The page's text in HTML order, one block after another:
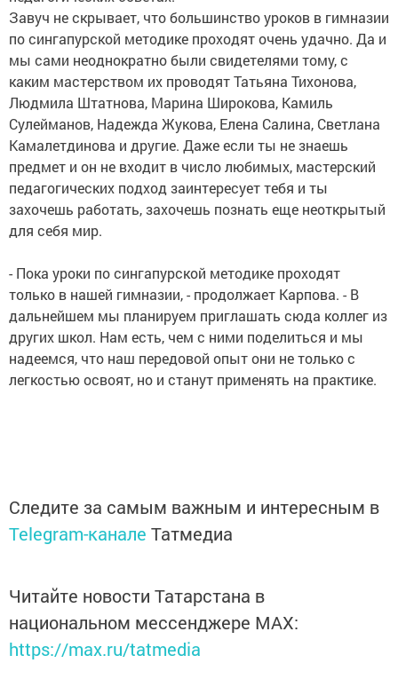
Завуч не скрывает, что большинство уроков в гимназии
по сингапурской методике проходят очень удачно. Да и
мы сами неоднократно были свидетелями тому, с
каким мастерством их проводят Татьяна Тихонова,
Людмила Штатнова, Марина Широкова, Камиль
Сулейманов, Надежда Жукова, Елена Салина, Светлана
Камалетдинова и другие. Даже если ты не знаешь
предмет и он не входит в число любимых, мастерский
педагогических подход заинтересует тебя и ты
захочешь работать, захочешь познать еще неоткрытый
для себя мир.
- Пока уроки по сингапурской методике проходят
только в нашей гимназии, - продолжает Карпова. - В
дальнейшем мы планируем приглашать сюда коллег из
других школ. Нам есть, чем с ними поделиться и мы
надеемся, что наш передовой опыт они не только с
легкостью освоят, но и станут применять на практике.
Следите за самым важным и интересным в
Telegram-канале Татмедиа
Читайте новости Татарстана в
национальном мессенджере MАХ:
https://max.ru/tatmedia